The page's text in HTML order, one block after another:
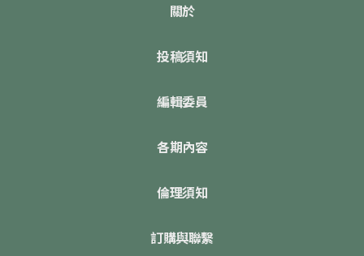
關於
投稿須知
編輯委員
各期內容
倫理須知
訂購與聯繫